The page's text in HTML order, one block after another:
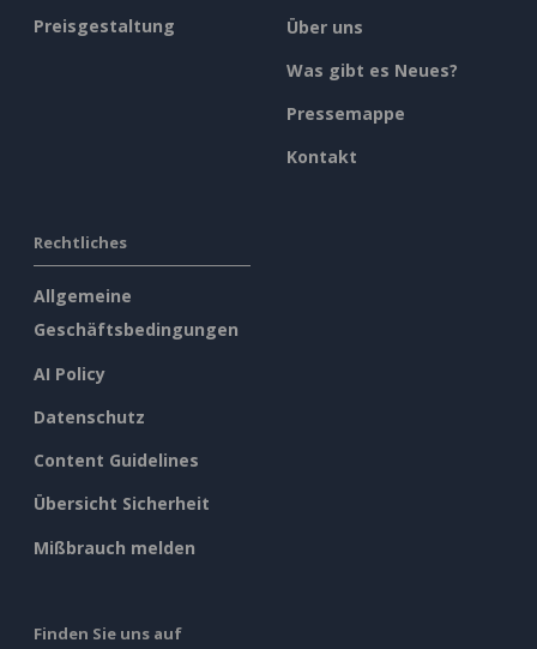
Preisgestaltung
Über uns
Was gibt es Neues?
Pressemappe
Kontakt
Rechtliches
Allgemeine
Geschäftsbedingungen
AI Policy
Datenschutz
Content Guidelines
Übersicht Sicherheit
Mißbrauch melden
Finden Sie uns auf